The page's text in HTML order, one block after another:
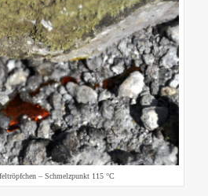
– Schmelzpunkt 115 °C